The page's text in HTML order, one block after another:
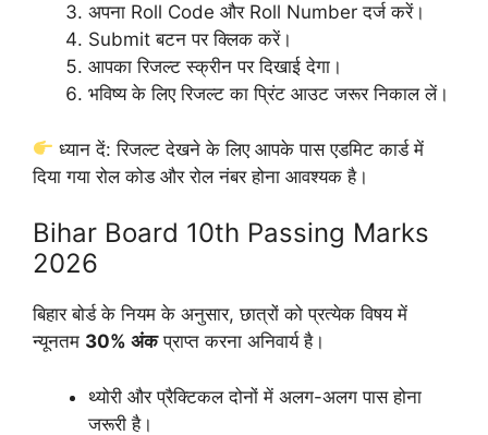
अपना Roll Code और Roll Number दर्ज करें।
Submit बटन पर क्लिक करें।
आपका रिजल्ट स्क्रीन पर दिखाई देगा।
भविष्य के लिए रिजल्ट का प्रिंट आउट जरूर निकाल लें।
ध्यान दें: रिजल्ट देखने के लिए आपके पास एडमिट कार्ड में
दिया गया रोल कोड और रोल नंबर होना आवश्यक है।
Bihar Board 10th Passing Marks
2026
बिहार बोर्ड के नियम के अनुसार, छात्रों को प्रत्येक विषय में
न्यूनतम 30% अंकप्राप्त करना अनिवार्य है।
थ्योरी और प्रैक्टिकल दोनों में अलग-अलग पास होना
जरूरी है।